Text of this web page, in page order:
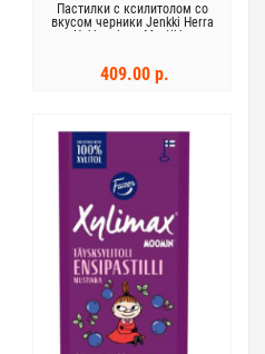
Пастилки с ксилитолом со
вкусом черники Jenkki Herra
Hakkarainen Mustikka
409.00 р.